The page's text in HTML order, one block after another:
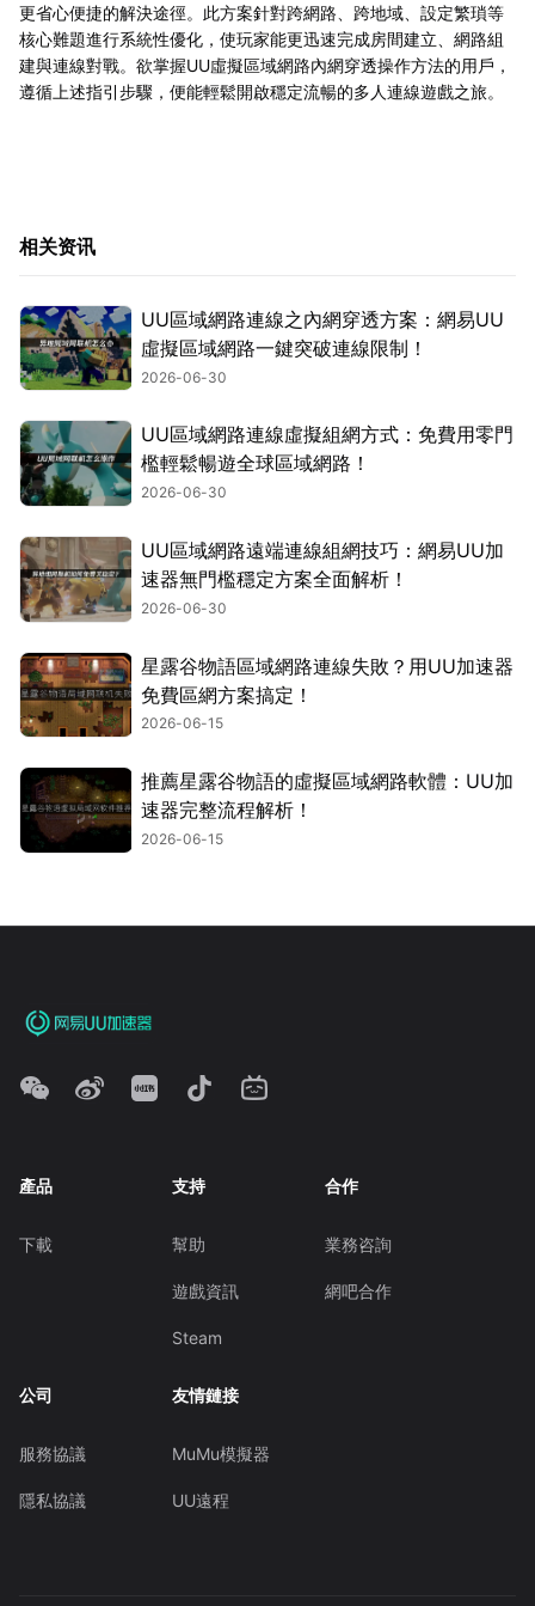
更省心便捷的解決途徑。此方案針對跨網路、跨地域、設定繁瑣等
核心難題進行系統性優化，使玩家能更迅速完成房間建立、網路組
建與連線對戰。欲掌握UU虛擬區域網路內網穿透操作方法的用戶，
遵循上述指引步驟，便能輕鬆開啟穩定流暢的多人連線遊戲之旅。
相关资讯
UU區域網路連線之內網穿透方案：網易UU
虛擬區域網路一鍵突破連線限制！
2026-06-30
UU區域網路連線虛擬組網方式：免費用零門
檻輕鬆暢遊全球區域網路！
2026-06-30
UU區域網路遠端連線組網技巧：網易UU加
速器無門檻穩定方案全面解析！
2026-06-30
星露谷物語區域網路連線失敗？用UU加速器
免費區網方案搞定！
2026-06-15
推薦星露谷物語的虛擬區域網路軟體：UU加
速器完整流程解析！
2026-06-15
產品
下載
支持
幫助
遊戲資訊
Steam
合作
業務咨詢
網吧合作
公司
服務協議
隱私協議
友情鏈接
MuMu模擬器
UU遠程